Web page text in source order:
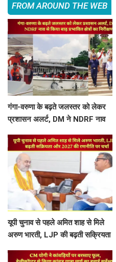
FROM AROUND THE WEB
गंगा-वरुणा के बढ़ते जलस्तर को लेकर
प्रशासन अलर्ट, DM ने NDRF नाव
यूपी चुनाव से पहले अमित शाह से मिले
अरुण भारती, LJP की बढ़ती सक्रियता